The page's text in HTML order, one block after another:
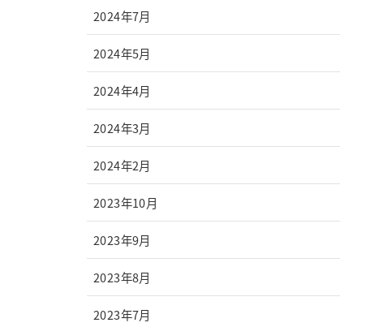
2024年7月
2024年5月
2024年4月
2024年3月
2024年2月
2023年10月
2023年9月
2023年8月
2023年7月